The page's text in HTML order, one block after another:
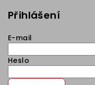
Přihlášení
E-mail
Heslo